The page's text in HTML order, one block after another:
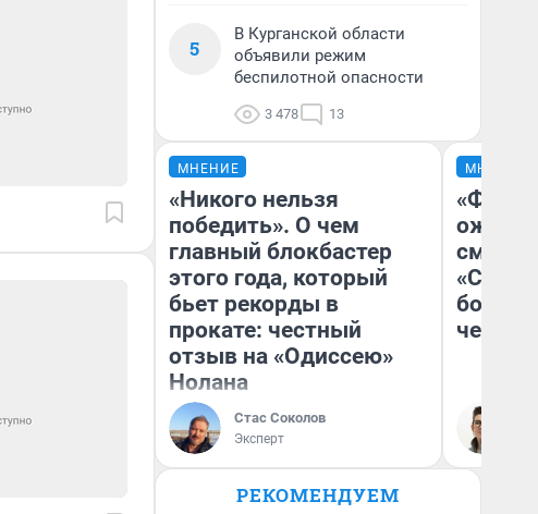
5
В Курганской области
объявили режим
беспилотной опасности
3 478 13
МНЕНИЕ
«Никого нельзя
победить». О чем
главный блокбастер
этого года, который
бьет рекорды в
прокате: честный
отзыв на «Одиссею»
Нолана
Стас Соколов
Эксперт
МНЕНИЕ
РЕКОМЕНДУЕМ